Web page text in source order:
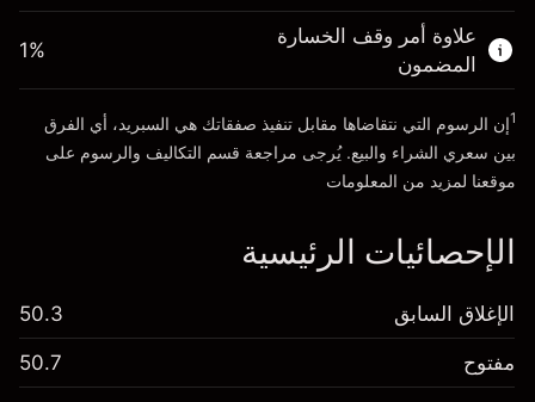
انتقل إلى المنصة
حجم الصفقة بالرافعة المالية ~
الأموال من الرافعة المالية ~ دولار
انتقل إلى المنصة
علاوة أمر وقف الخسارة
المضمون
1%
1إن الرسوم التي نتقاضاها مقابل تنفيذ صفقاتك هي السبريد، أي الفرق
بين سعري الشراء والبيع. يُرجى مراجعة قسم التكاليف والرسوم على
موقعنا لمزيد من المعلومات
الإحصائيات الرئيسية
الإغلاق السابق 50.3
مفتوح 50.7